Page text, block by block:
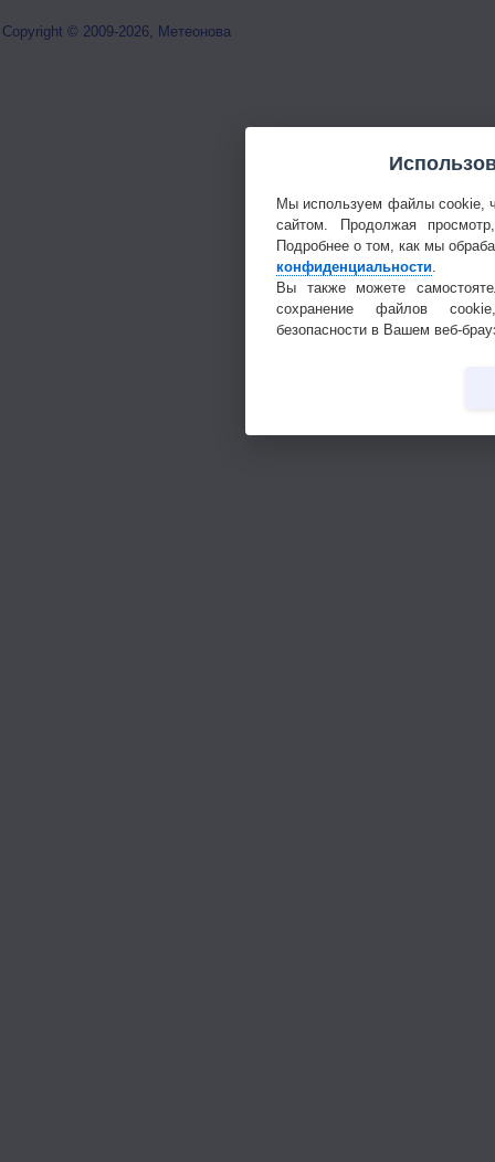
Copyright © 2009-2026, Метеонова
Мы используем файлы cookie,
сайтом. Продолжая
Подробнее о том, как мы
конфиденциальности
Вы также можете
сохранение файлов
безопасности в Вашем веб-